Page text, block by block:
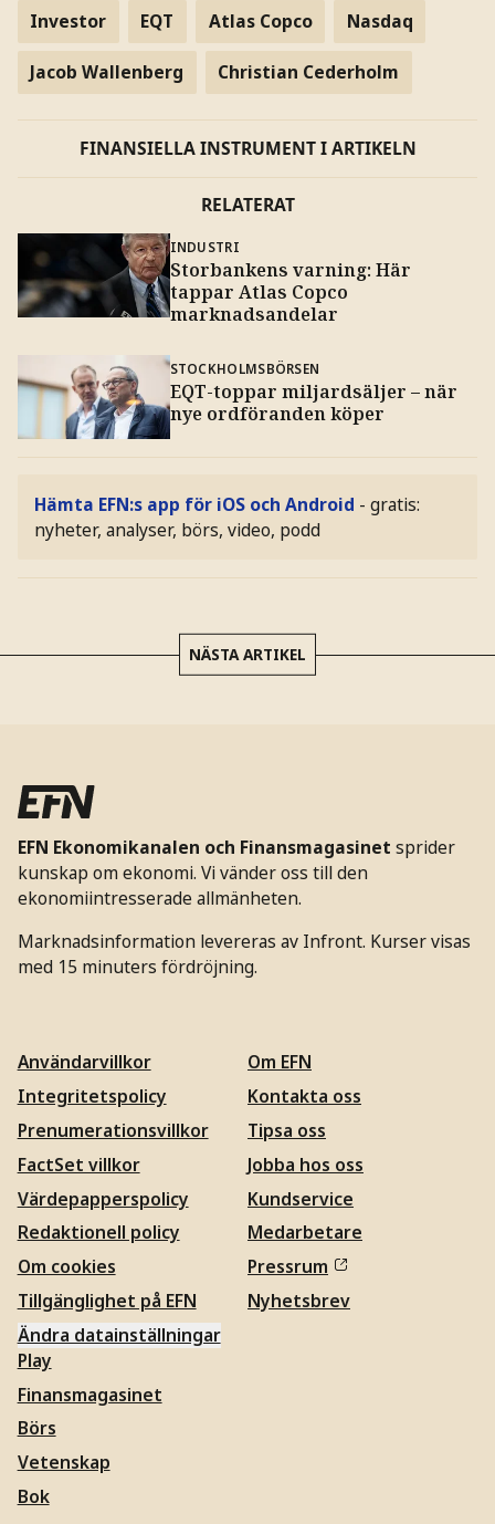
Investor EQT Atlas Copco Nasdaq
Jacob Wallenberg Christian Cederholm
FINANSIELLA INSTRUMENT I ARTIKELN
RELATERAT
INDUSTRI
Storbankens varning: Här
tappar Atlas Copco
marknadsandelar
STOCKHOLMSBÖRSEN
EQT-toppar miljardsäljer – när
nye ordföranden köper
Hämta EFN:s app för iOS och Android - gratis:
nyheter, analyser, börs, video, podd
NÄSTA ARTIKEL
EFN Ekonomikanalen och Finansmagasinet sprider
kunskap om ekonomi. Vi vänder oss till den
ekonomiintresserade allmänheten.
Marknadsinformation levereras av Infront. Kurser visas
med 15 minuters fördröjning.
Användarvillkor
Integritetspolicy
Prenumerationsvillkor
FactSet villkor
Värdepapperspolicy
Redaktionell policy
Om cookies
Tillgänglighet på EFN
Ändra datainställningar
Om EFN
Kontakta oss
Tipsa oss
Jobba hos oss
Kundservice
Medarbetare
Pressrum
Nyhetsbrev
Play
Finansmagasinet
Börs
Vetenskap
Bok